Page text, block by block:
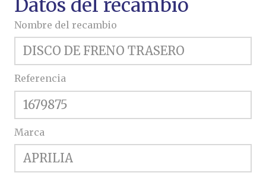
Datos del recambio
Nombre del recambio
Referencia
Marca